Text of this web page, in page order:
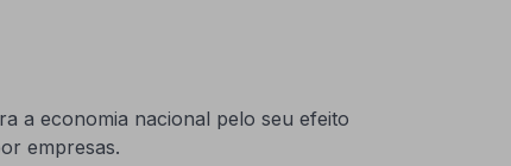
a economia nacional pelo seu efeito
empresas.